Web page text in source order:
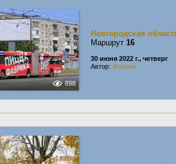
898
Новгородская
Маршрут 16
30 июня 2022 г., четверг
Автор: Жоский